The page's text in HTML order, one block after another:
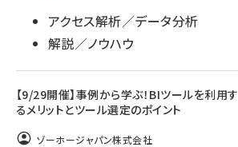
アクセス解析／データ分析
解説／ノウハウ
【9/29開催】事例から学ぶ！BIツールを利用す
るメリットとツール選定のポイント
ゾーホージャパン株式会社